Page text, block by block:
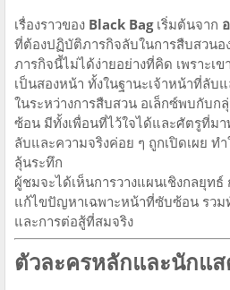
เรื่องราวของ Black Bagเริ่มต้นจาก
ที่ต้องปฏิบัติภารกิจลับในการสืบสวน
ภารกิจนี้ไม่ได้ง่ายอย่างที่คิด เพราะเ
เป็นสองหน้า ทั้งในฐานะเจ้าหน้าที่ลับ
ในระหว่างการสืบสวน อเล็กซ์พบกับ
ซ้อน มีทั้งเพื่อนที่ไว้ใจได้และศัตรูที่ม
ลับและความจริงค่อย ๆ ถูกเปิดเผย ท
ลุ้นระทึก
ผู้ชมจะได้เห็นการวางแผนเชิงกลยุท
แก้ไขปัญหาเฉพาะหน้าที่ซับซ้อน รวม
และการต่อสู้ที่สมจริง
ตัวละครหลักและนักแส